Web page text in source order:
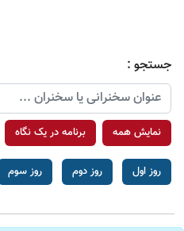
جستجو :
نمایش همه برنامه در یک نگاه
روز اول روز دوم روز سوم